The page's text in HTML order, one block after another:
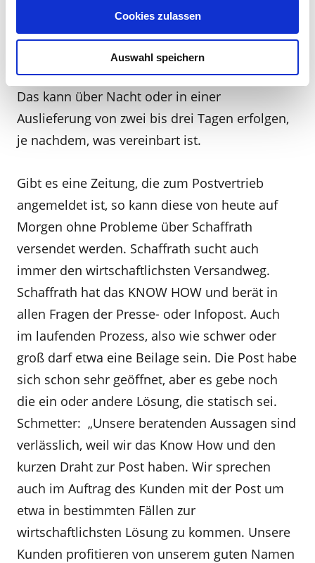
Cookies zulassen
Auswahl speichern
25 und eine Spitze von vier Exemplaren auf die
die Adresse aufgedruckt wird. Die führende
Spedition holt dann die entsprechenden
Exemplare ab und übergibt an den Grossisten.
Das kann über Nacht oder in einer
Auslieferung von zwei bis drei Tagen erfolgen,
je nachdem, was vereinbart ist.
Gibt es eine Zeitung, die zum Postvertrieb
angemeldet ist, so kann diese von heute auf
Morgen ohne Probleme über Schaffrath
versendet werden. Schaffrath sucht auch
immer den wirtschaftlichsten Versandweg.
Schaffrath hat das KNOW HOW und berät in
allen Fragen der Presse- oder Infopost. Auch
im laufenden Prozess, also wie schwer oder
groß darf etwa eine Beilage sein. Die Post habe
sich schon sehr geöffnet, aber es gebe noch
die ein oder andere Lösung, die statisch sei.
Schmetter: „Unsere beratenden Aussagen sind
verlässlich, weil wir das Know How und den
kurzen Draht zur Post haben. Wir sprechen
auch im Auftrag des Kunden mit der Post um
etwa in bestimmten Fällen zur
wirtschaftlichsten Lösung zu kommen. Unsere
Kunden profitieren von unserem guten Namen